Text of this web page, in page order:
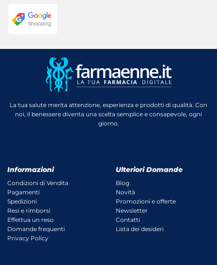
La tua salute merita attenzione, esperienza e prodotti di qualità. Con
noi, il benessere diventa una scelta semplice e consapevole, ogni
giorno.
Informazioni
Condizioni di Vendita
Pagamenti
Spedizioni
Resi e rimborsi
Effettua un reso
Domande frequenti
Privacy Policy
Ulteriori Domande
Blog
Novità
Promozioni e offerte
Newsletter
Contatti
Lista dei desideri